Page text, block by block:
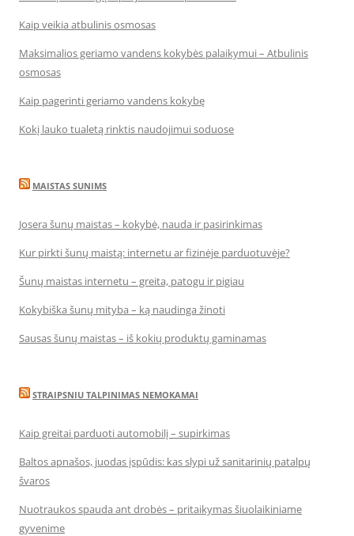
Kaip veikia atbulinis osmosas
Maksimalios geriamo vandens kokybės palaikymui – Atbulinis
osmosas
Kaip pagerinti geriamo vandens kokybę
Kokį lauko tualetą rinktis naudojimui soduose
MAISTAS SUNIMS
Josera šunų maistas – kokybė, nauda ir pasirinkimas
Kur pirkti šunų maistą: internetu ar fizinėje parduotuvėje?
Šunų maistas internetu – greita, patogu ir pigiau
Kokybiška šunų mityba – ką naudinga žinoti
Sausas šunų maistas – iš kokių produktų gaminamas
STRAIPSNIU TALPINIMAS NEMOKAMAI
Kaip greitai parduoti automobilį – supirkimas
Baltos apnašos, juodas įspūdis: kas slypi už sanitarinių patalpų
švaros
Nuotraukos spauda ant drobės – pritaikymas šiuolaikiniame
gyvenime